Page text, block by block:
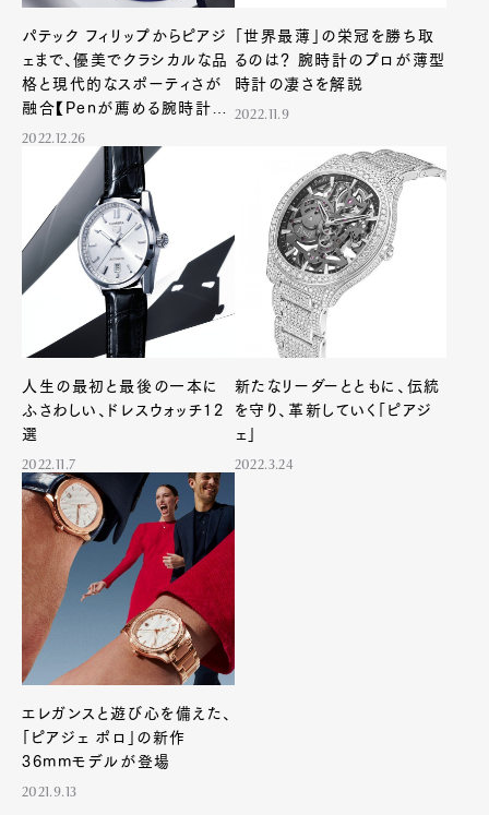
Art&Design
Fashion
GourmetCars
Product CultureLifestyle
Pen Membership
Magazine
Official Columnist
About
Contact
Pen Meet
Pen international
パテック フィリップからピアジ
ェまで、優美でクラシカルな品
格と現代的なスポーティさが
融合【Penが薦める腕時計、
今月の3本】
2022.12.26
「世界最薄」の栄冠を勝ち取
るのは？ 腕時計のプロが薄型
時計の凄さを解説
2022.11.9
人生の最初と最後の一本に
ふさわしい、ドレスウォッチ12
選
2022.11.7
新たなリーダーとともに、伝統
を守り、革新していく「ピアジ
ェ」
2022.3.24
エレガンスと遊び心を備えた、
「ピアジェ ポロ」の新作
36mmモデルが登場
2021.9.13